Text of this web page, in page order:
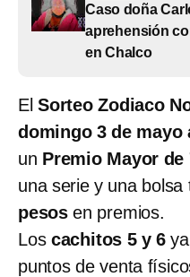
Caso doña
aprehensión
en Chalco
El Sorteo Zodiaco
domingo 3 de mayo
un Premio Mayor
una serie y una
pesos en premios.
Los cachitos 5 y 6ya
puntos de venta